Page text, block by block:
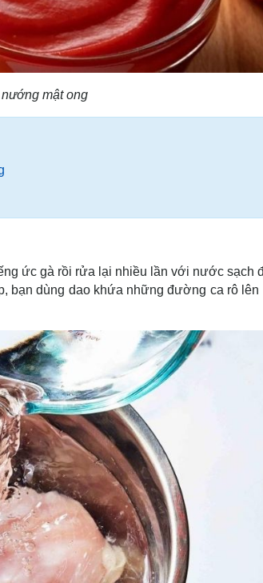
mật ong
ức gà rồi rửa lại nhiều lần với nước sạch
bạn dùng dao khứa những đường ca rô lên